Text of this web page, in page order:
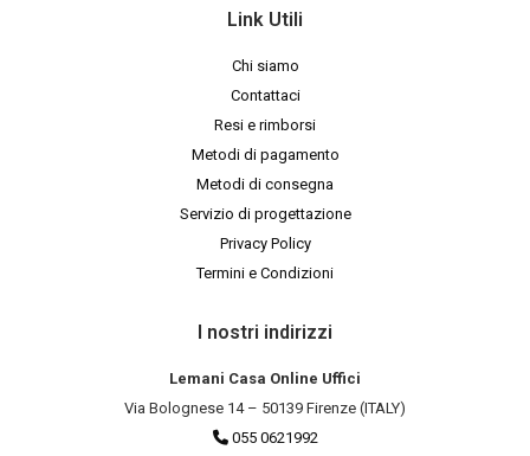
Link Utili
Chi siamo
Contattaci
Resi e rimborsi
Metodi di pagamento
Metodi di consegna
Servizio di progettazione
Privacy Policy
Termini e Condizioni
I nostri indirizzi
Lemani Casa Online Uffici
Via Bolognese 14 – 50139 Firenze (ITALY)
055 0621992